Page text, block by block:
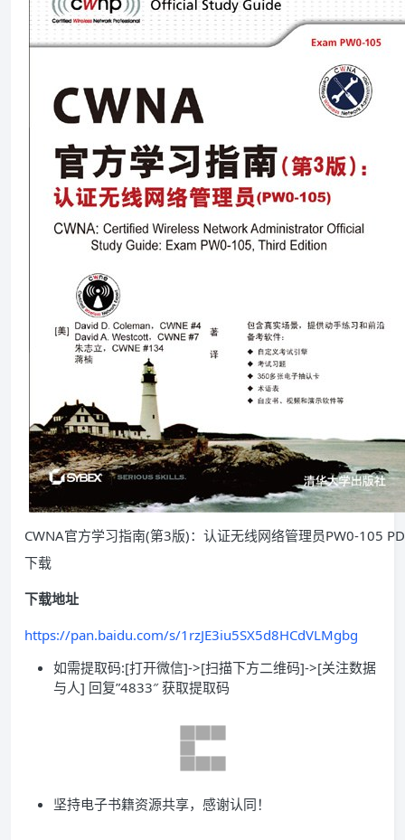
CWNA官方学习指南(第3版)：认证无线网络管理员PW0-105
下载
下载地址
https://pan.baidu.com/s/1rzJE3iu5SX5d8HCdVLMgbg
如需提取码:[打开微信]->[扫描下方二维码]->[关注数据
与人] 回复”4833″ 获取提取码
坚持电子书籍资源共享，感谢认同！